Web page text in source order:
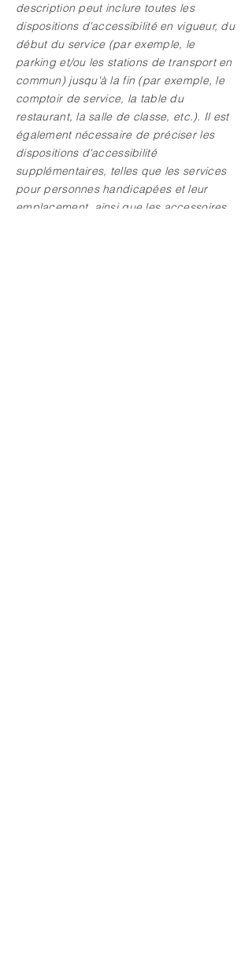
description peut inclure toutes les
dispositions d'accessibilité en vigueur, du
début du service (par exemple, le
parking et/ou les stations de transport en
commun) jusqu'à la fin (par exemple, le
comptoir de service, la table du
restaurant, la salle de classe, etc.). Il est
également nécessaire de préciser les
dispositions d'accessibilité
supplémentaires, telles que les services
pour personnes handicapées et leur
emplacement, ainsi que les accessoires